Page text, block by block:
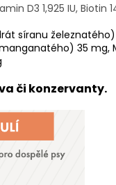
D3 1,925 IU, Biotin
síranu
35
či konzervanty.